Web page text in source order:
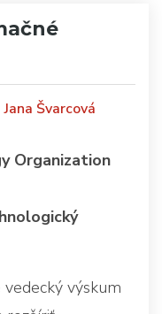
Jana Švarcová
Organization
výskum